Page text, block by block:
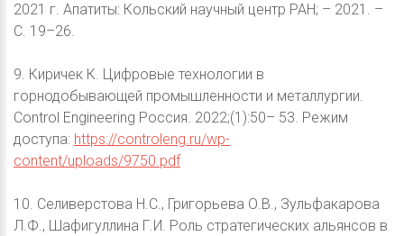
2021 г. Апатиты: Кольский научный центр РАН; – 2021. –
С. 19–26.
9. Киричек К. Цифровые технологии в
горнодобывающей промышленности и металлургии.
Control Engineering Россия. 2022;(1):50– 53. Режим
доступа: https://controleng.ru/wp-
content/uploads/9750.pdf
10. Селиверстова Н.С., Григорьева О.В., Зульфакарова
Л.Ф., Шафигуллина Г.И. Роль стратегических альянсов в